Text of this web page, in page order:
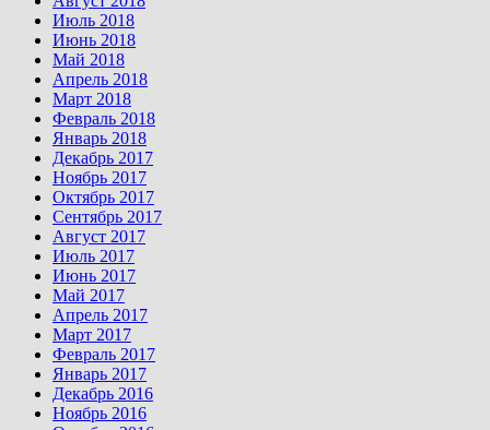
Июль 2018
Июнь 2018
Май 2018
Апрель 2018
Март 2018
Февраль 2018
Январь 2018
Декабрь 2017
Ноябрь 2017
Октябрь 2017
Сентябрь 2017
Август 2017
Июль 2017
Июнь 2017
Май 2017
Апрель 2017
Март 2017
Февраль 2017
Январь 2017
Декабрь 2016
Ноябрь 2016